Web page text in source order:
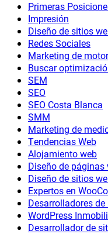
Primeras
Impresión
Diseño de sitios
Redes Sociales
Marketing de
Buscar
SEM
SEO
SEO Costa Blanca
SMM
Marketing de
Tendencias Web
Alojamiento web
Diseño de páginas
Diseño de sitios
Expertos en
Desarrolladores
WordPress
Desarrollador de